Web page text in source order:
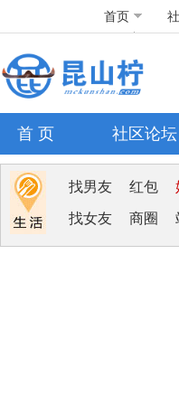
首页
首 页 社区论坛
找男友 红包
找女友 商圈